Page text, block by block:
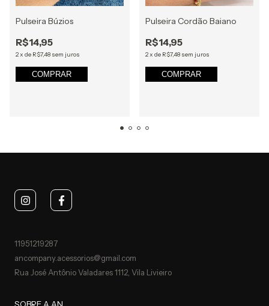
Pulseira Búzios
R$14,95
2x de R$7,48 sem juros
COMPRAR
Pulseira Cordão Baiano
R$14,95
2x de R$7,48 sem juros
COMPRAR
11951219287
ancompany.acessorios@gmail.com
Rua José Antônio Valadares 1112, Vila Livieiro